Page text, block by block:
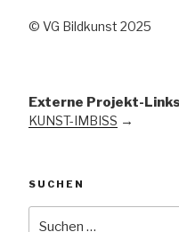
© VG Bildkunst 2025
Externe Projekt-
KUNST-IMBISS →
SUCHEN